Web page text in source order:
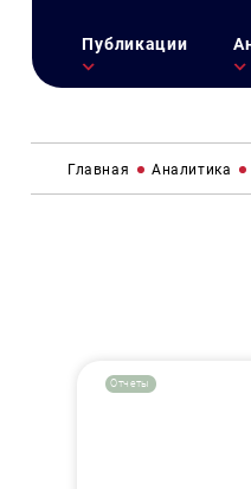
Публикации
Главная Аналитика
Отчеты